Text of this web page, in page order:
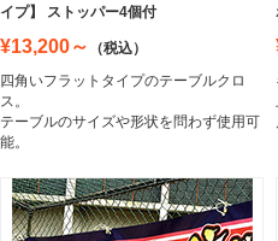
イプ】 ストッパー4個付
¥13,200～
（税込）
四角いフラットタイプのテーブルクロ
ス。
テーブルのサイズや形状を問わず使用可
能。